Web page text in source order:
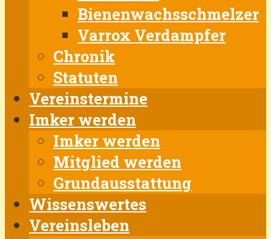
Bienenwachsschmelzer
Varrox Verdampfer
Chronik
Statuten
Vereinstermine
Imker werden
Imker werden
Mitglied werden
Grundausstattung
Wissenswertes
Vereinsleben